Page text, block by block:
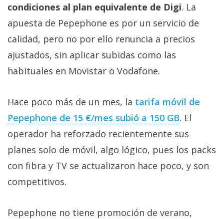
condiciones al plan equivalente de Digi. La
apuesta de Pepephone es por un servicio de
calidad, pero no por ello renuncia a precios
ajustados, sin aplicar subidas como las
habituales en Movistar o Vodafone.
Hace poco más de un mes, la tarifa móvil de
Pepephone de 15 €/mes subió a 150 GB‎. El
operador ha reforzado recientemente sus
planes solo de móvil, algo lógico, pues los packs
con fibra y TV se actualizaron hace poco, y son
competitivos.
Pepephone no tiene promoción de verano,